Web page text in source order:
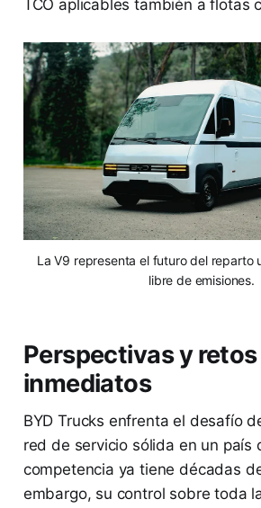
TCO aplicables también a flotas
La V9 representa el futuro del reparto
libre de emisiones.
Perspectivas y retos
inmediatos
BYD Trucks enfrenta el desafío
red de servicio sólida en un país
competencia ya tiene décadas
embargo, su control sobre toda